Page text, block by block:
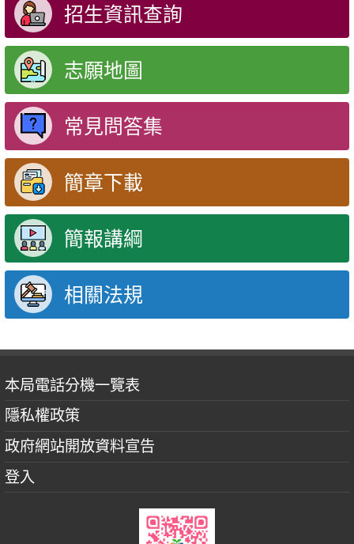
招生資訊查詢
志願地圖
常見問答集
簡章下載
簡報講綱
相關法規
本局電話分機一覽表
隱私權政策
政府網站開放資料宣告
登入